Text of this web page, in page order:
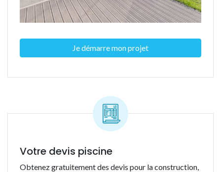
Je démarre mon projet
Votre devis piscine
Obtenez gratuitement des devis pour la construction,